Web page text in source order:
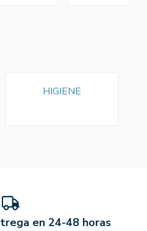
HIGIENE
en 24-48 horas